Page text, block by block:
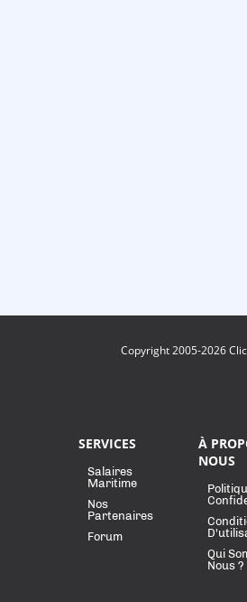
Copyright 2005-2026
SERVICES
Salaires
Maritime
Nos
Partenaires
Forum
À
NOUS
Qui
Nous ?